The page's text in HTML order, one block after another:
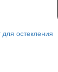
остекления